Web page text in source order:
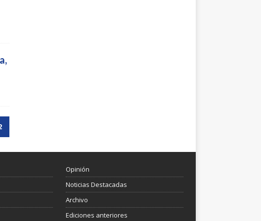
Opinión
Noticias Destacadas
Archivo
Ediciones anteriores